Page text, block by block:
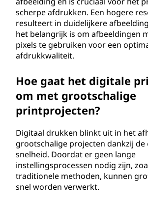
scherpe afdrukken. Een hogere
resulteert in duidelijkere
het belangrijk is om afbeeldingen
pixels te gebruiken voor een
afdrukkwaliteit.
Hoe gaat het digitale
om met grootschalige
printprojecten?
Digitaal drukken blinkt uit in het
grootschalige projecten dankzij de
snelheid. Doordat er geen lange
instellingsprocessen nodig zijn,
traditionele methoden, kunnen
snel worden verwerkt.